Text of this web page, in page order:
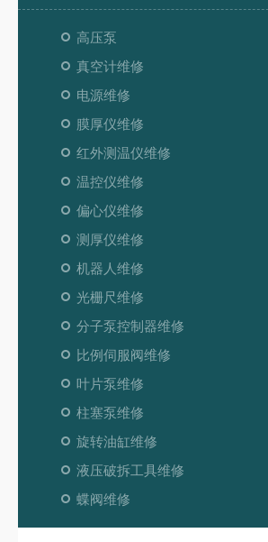
高压泵
真空计维修
电源维修
膜厚仪维修
红外测温仪维修
温控仪维修
偏心仪维修
测厚仪维修
机器人维修
光栅尺维修
分子泵控制器维修
比例伺服阀维修
叶片泵维修
柱塞泵维修
旋转油缸维修
液压破拆工具维修
蝶阀维修